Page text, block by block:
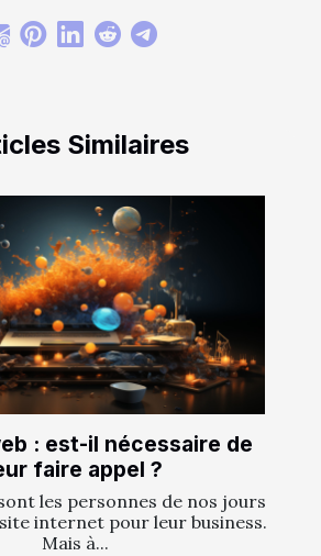
Similaires
: est-il nécessaire de
faire appel ?
les personnes de nos jours
internet pour leur business.
Mais à...